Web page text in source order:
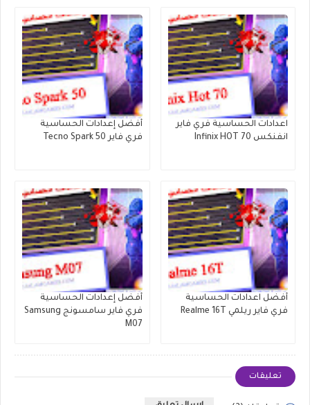
اعدادات الحساسية فري فاير
انفنكس Infinix HOT 70
أفضل إعدادات الحساسية
فري فاير Tecno Spark 50
أفضل اعدادات الحساسية
فري فاير ريلمي Realme 16T
أفضل إعدادات الحساسية
فري فاير سامسونج Samsung
M07
تعليقات